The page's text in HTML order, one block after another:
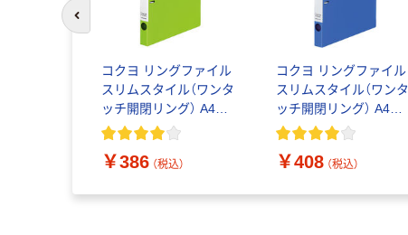
コクヨ リングファイル
スリムスタイル（ワンタ
ッチ開閉リング） A4タ
テ 丸型2穴 背幅27mm
URF420NYG 1冊
￥386 （税込）
コクヨ リングファイル
スリムスタイル（ワンタ
ッチ開閉リング） A4タ
テ 丸型2穴 背幅27mm
URF420NB 1冊
￥408 （税込）
前のスライドへ